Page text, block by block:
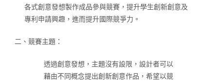
各式創意發想製作成品參與競賽，提升學生創新創意及
專利申請興趣，進而提升國際競爭力。
二、競賽主題：
透過創意發想，主題沒有設限，設計者可以
藉由不同概念提出創新創意作品，希望以競